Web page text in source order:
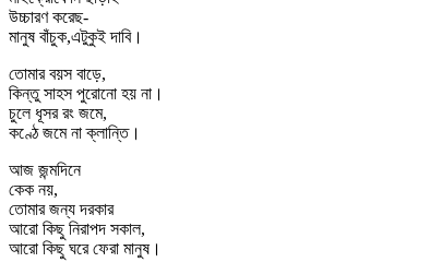
উচ্চারণ করেছ-
মানুষ বাঁচুক,এটুকুই দাবি।
তোমার বয়স বাড়ে,
কিন্তু সাহস পুরোনো হয় না।
চুলে ধূসর রং জমে,
কণ্ঠে জমে না ক্লান্তি।
আজ জন্মদিনে
কেক নয়,
তোমার জন্য দরকার
আরো কিছু নিরাপদ সকাল,
আরো কিছু ঘরে ফেরা মানুষ।